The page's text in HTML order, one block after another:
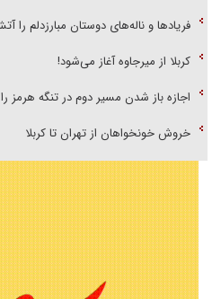
فریاد‌ها و ناله‌های دوستان مبارزدلم را
کربلا از میرجاوه آغاز می‌شود!
اجازه باز شدن مسیر دوم در تنگه هرمز
خروش خونخواهان از تهران تا کربلا